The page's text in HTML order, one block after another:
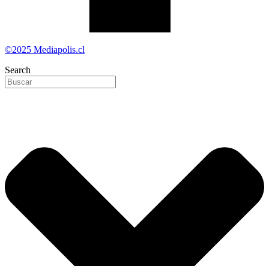
©2025 Mediapolis.cl
Search